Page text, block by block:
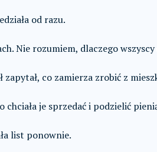
od razu.
Nie rozumiem, dlaczego
zapytał, co zamierza zrobić z
chciała je sprzedać i podzielić
list ponownie.